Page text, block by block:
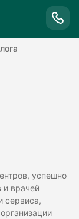
успешно
и врачей
сервиса,